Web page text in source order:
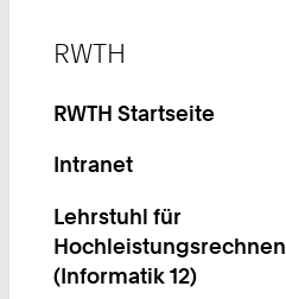
RWTH
RWTH Startseite
Intranet
Lehrstuhl für
Hochleistungsrechnen
(Informatik 12)